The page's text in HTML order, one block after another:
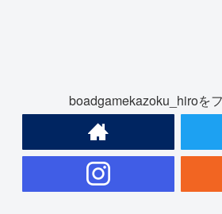
boadgamekazoku_hiroを